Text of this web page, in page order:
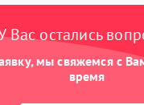
Вас остались
мы свяжемся с
время